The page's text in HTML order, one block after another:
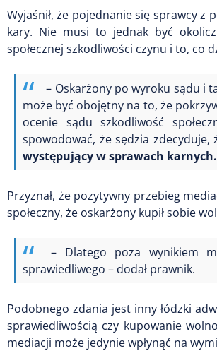
Wyjaśnił, że pojednanie się sprawcy z
kary. Nie musi to jednak być
społecznej szkodliwości czynu i to, co
– Oskarżony po wyroku sądu i
może być obojętny na to, że
ocenie sądu szkodliwość
spowodować, że sędzia zdecyduje,
występujący w sprawach karnych.
Przyznał, że pozytywny przebieg
społeczny, że oskarżony kupił sobie
– Dlatego poza wynikiem
sprawiedliwego – dodał prawnik.
Podobnego zdania jest inny łódzki
sprawiedliwością czy kupowanie
mediacji może jedynie wpłynąć na